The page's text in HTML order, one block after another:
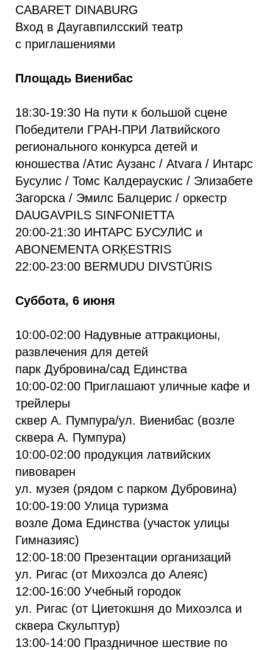
CABARET DINABURG
Вход в Даугавпилсский театр
с приглашениями
Площадь Виенибас
18:30-19:30 На пути к большой сцене
Победители ГРАН-ПРИ Латвийского
регионального конкурса детей и
юношества /Атис Аузанс / Atvara / Интарс
Бусулис / Томс Калдераускис / Элизабете
Загорска / Эмилс Балцерис / оркестр
DAUGAVPILS SINFONIETTA
20:00-21:30 ИНТАРС БУСУЛИС и
ABONEMENTA ORĶESTRIS
22:00-23:00 BERMUDU DIVSTŪRIS
Суббота, 6 июня
10:00-02:00 Надувные аттракционы,
развлечения для детей
парк Дубровина/сад Единства
10:00-02:00 Приглашают уличные кафе и
трейлеры
сквер А. Пумпура/ул. Виенибас (возле
сквера А. Пумпура)
10:00-02:00 продукция латвийских
пивоварен
ул. музея (рядом с парком Дубровина)
10:00-19:00 Улица туризма
возле Дома Единства (участок улицы
Гимназияс)
12:00-18:00 Презентации организаций
ул. Ригас (от Михоэлса до Алеяс)
12:00-16:00 Учебный городок
ул. Ригас (от Циетокшня до Михоэлса и
сквера Скульптур)
13:00-14:00 Праздничное шествие по